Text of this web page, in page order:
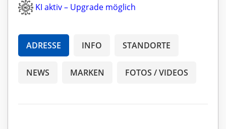
KI aktiv – Upgrade möglich
ADRESSE INFO STANDORTE
NEWS MARKEN FOTOS / VIDEOS